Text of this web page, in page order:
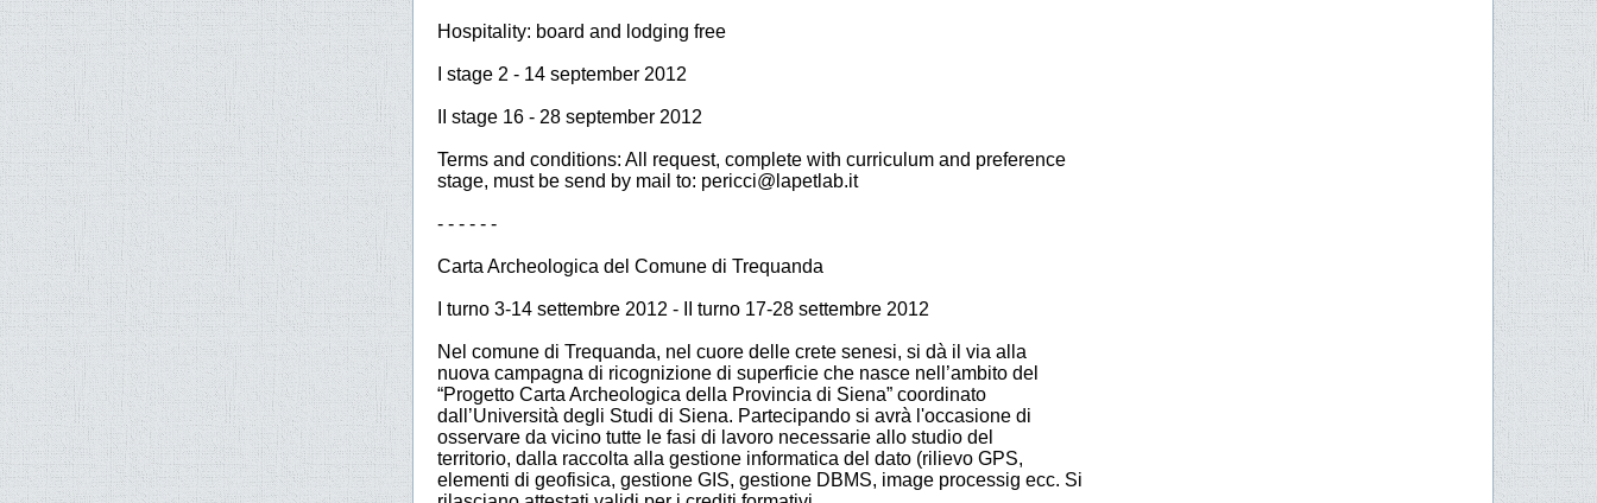
Hospitality: board and lodging free
I stage 2 - 14 september 2012
II stage 16 - 28 september 2012
Terms and conditions: All request, complete with curriculum and preference
stage, must be send by mail to: pericci@lapetlab.it
- - - - - -
Carta Archeologica del Comune di Trequanda
I turno 3-14 settembre 2012 - II turno 17-28 settembre 2012
Nel comune di Trequanda, nel cuore delle crete senesi, si dà il via alla
nuova campagna di ricognizione di superficie che nasce nell’ambito del
“Progetto Carta Archeologica della Provincia di Siena” coordinato
dall’Università degli Studi di Siena. Partecipando si avrà l'occasione di
osservare da vicino tutte le fasi di lavoro necessarie allo studio del
territorio, dalla raccolta alla gestione informatica del dato (rilievo GPS,
elementi di geofisica, gestione GIS, gestione DBMS, image processig ecc. Si